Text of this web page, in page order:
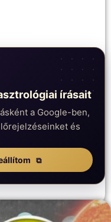
írásait
a Google-ben,
és